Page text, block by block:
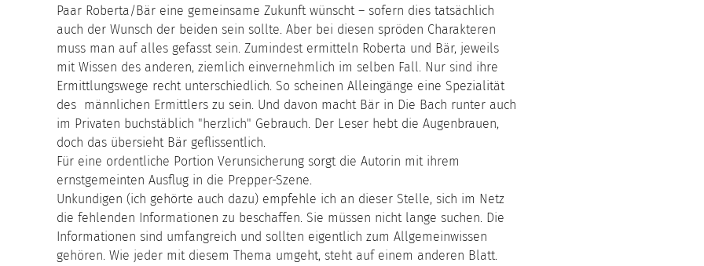
Paar Roberta/Bär eine gemeinsame Zukunft wünscht – sofern dies tatsächlich
auch der Wunsch der beiden sein sollte. Aber bei diesen spröden Charakteren
muss man auf alles gefasst sein. Zumindest ermitteln Roberta und Bär, jeweils
mit Wissen des anderen, ziemlich einvernehmlich im selben Fall. Nur sind ihre
Ermittlungswege recht unterschiedlich. So scheinen Alleingänge eine Spezialität
des männlichen Ermittlers zu sein. Und davon macht Bär in Die Bach runter auch
im Privaten buchstäblich "herzlich" Gebrauch. Der Leser hebt die Augenbrauen,
doch das übersieht Bär geflissentlich.
Für eine ordentliche Portion Verunsicherung sorgt die Autorin mit ihrem
ernstgemeinten Ausflug in die Prepper-Szene.
Unkundigen (ich gehörte auch dazu) empfehle ich an dieser Stelle, sich im Netz
die fehlenden Informationen zu beschaffen. Sie müssen nicht lange suchen. Die
Informationen sind umfangreich und sollten eigentlich zum Allgemeinwissen
gehören. Wie jeder mit diesem Thema umgeht, steht auf einem anderen Blatt.